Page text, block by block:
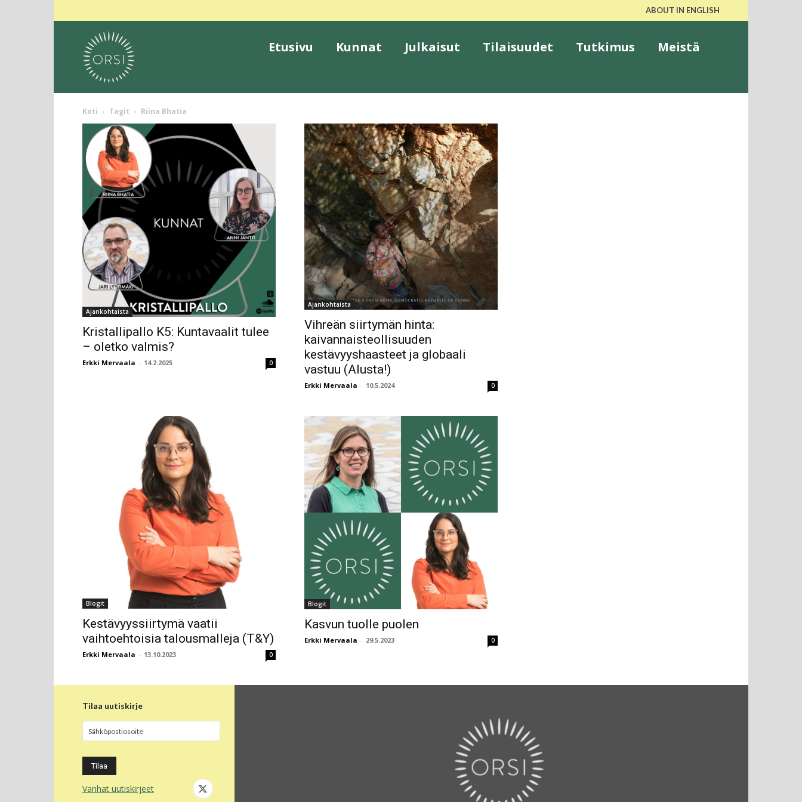
ABOUT IN ENGLISH
Etusivu Kunnat Julkaisut Tilaisuudet Tutkimus Meistä
Koti Tagit Riina Bhatia
Ajankohtaista
Kristallipallo K5: Kuntavaalit tulee
– oletko valmis?
Erkki Mervaala - 14.2.2025 0
Ajankohtaista
Vihreän siirtymän hinta:
kaivannaisteollisuuden
kestävyyshaasteet ja globaali
vastuu (Alusta!)
Erkki Mervaala - 10.5.2024 0
Blogit
Kestävyyssiirtymä vaatii
vaihtoehtoisia talousmalleja (T&Y)
Erkki Mervaala - 13.10.2023 0
Blogit
Kasvun tuolle puolen
Erkki Mervaala - 29.5.2023 0
Tilaa uutiskirje
Vanhat uutiskirjeet